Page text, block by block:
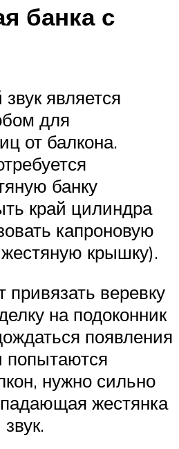
банка с
является
для
от балкона.
банку
край цилиндра
капроновую
крышку).
привязать веревку
на подоконник
появления
попытаются
нужно сильно
жестянка